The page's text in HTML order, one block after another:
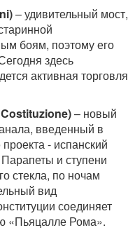
– удивительный мост,
боям, поэтому его
здесь
активная торговля
Costituzione)– новый
введенный в
- испанский
и ступени
стекла, по ночам
вид
соединяет
«Пьяцалле Рома».